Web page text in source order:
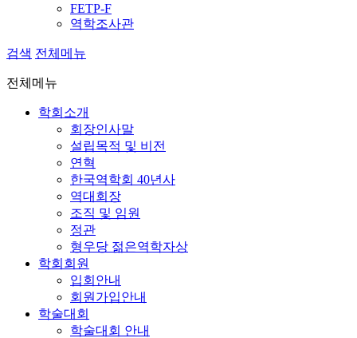
FETP-F
역학조사관
검색 전체메뉴
전체메뉴
학회소개
회장인사말
설립목적 및 비전
연혁
한국역학회 40년사
역대회장
조직 및 임원
정관
형우당 젊은역학자상
학회회원
입회안내
회원가입안내
학술대회
학술대회 안내